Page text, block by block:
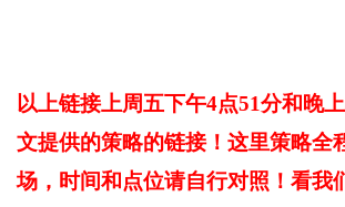
以上链接上周五下午4点51分和晚
文提供的策略的链接！这里策略全
场，时间和点位请自行对照！看我